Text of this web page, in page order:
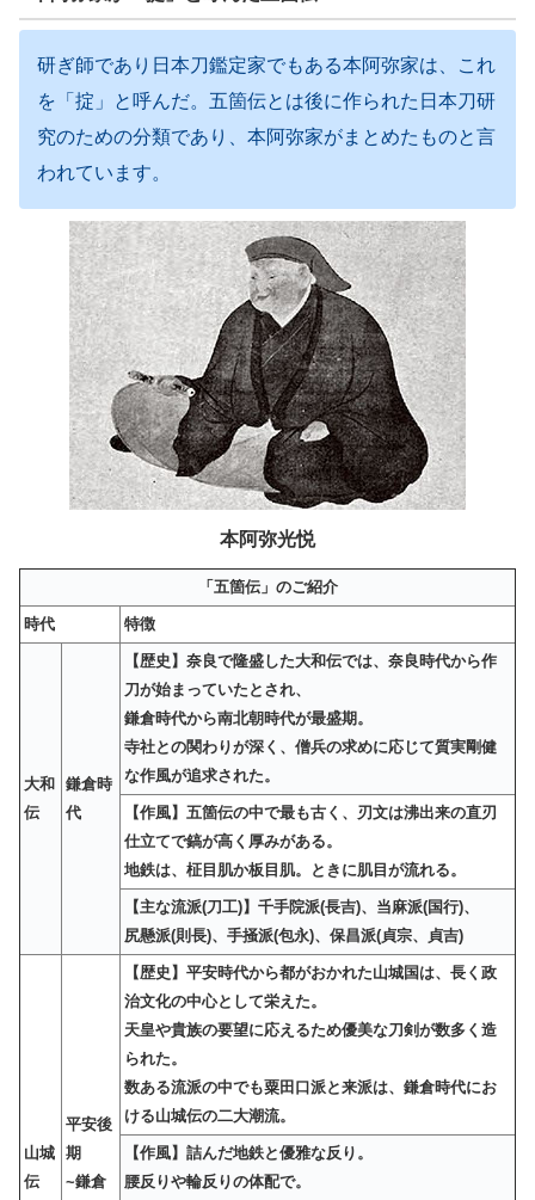
研ぎ師であり日本刀鑑定家でもある本阿弥家は、これ
を「掟」と呼んだ。五箇伝とは後に作られた日本刀研
究のための分類であり、本阿弥家がまとめたものと言
われています。
本阿弥光悦
「五箇伝」のご紹介
時代 特徴
大和
伝
鎌倉時
代
【歴史】奈良で隆盛した大和伝では、奈良時代から作
刀が始まっていたとされ、
鎌倉時代から南北朝時代が最盛期。
寺社との関わりが深く、僧兵の求めに応じて質実剛健
な作風が追求された。
【作風】五箇伝の中で最も古く、刃文は沸出来の直刃
仕立てで鎬が高く厚みがある。
地鉄は、柾目肌か板目肌。ときに肌目が流れる。
【主な流派(刀工)】千手院派(長吉)、当麻派(国行)、
尻懸派(則長)、手掻派(包永)、保昌派(貞宗、貞吉)
山城
伝
平安後
期
~鎌倉
【歴史】平安時代から都がおかれた山城国は、長く政
治文化の中心として栄えた。
天皇や貴族の要望に応えるため優美な刀剣が数多く造
られた。
数ある流派の中でも粟田口派と来派は、鎌倉時代にお
ける山城伝の二大潮流。
【作風】詰んだ地鉄と優雅な反り。
腰反りや輪反りの体配で。